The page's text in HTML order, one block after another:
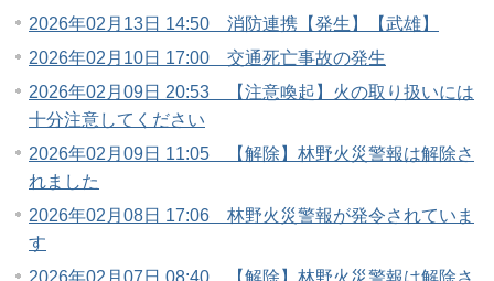
2026年02月13日 14:50 消防連携【発生】【武雄】
2026年02月10日 17:00 交通死亡事故の発生
2026年02月09日 20:53 【注意喚起】火の取り扱いには
十分注意してください
2026年02月09日 11:05 【解除】林野火災警報は解除さ
れました
2026年02月08日 17:06 林野火災警報が発令されていま
す
2026年02月07日 08:40 【解除】林野火災警報は解除さ